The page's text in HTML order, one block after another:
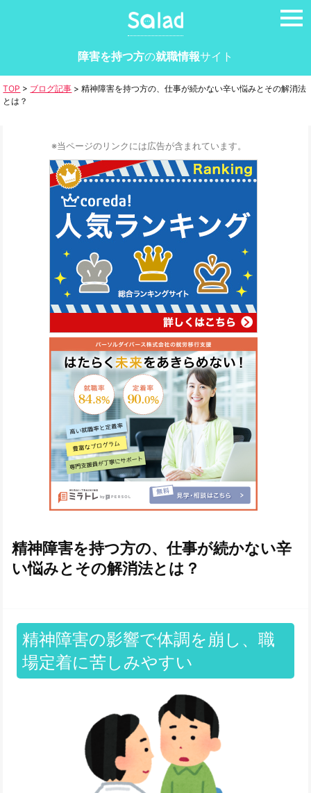
障害を持つ方の就職情報サイト
TOP > ブログ記事 >精神障害を持つ方の、仕事が続かない辛い悩みとその解消法
とは？
※当ページのリンクには広告が含まれています。
精神障害を持つ方の、仕事が続かない辛
い悩みとその解消法とは？
精神障害の影響で体調を崩し、職
場定着に苦しみやすい